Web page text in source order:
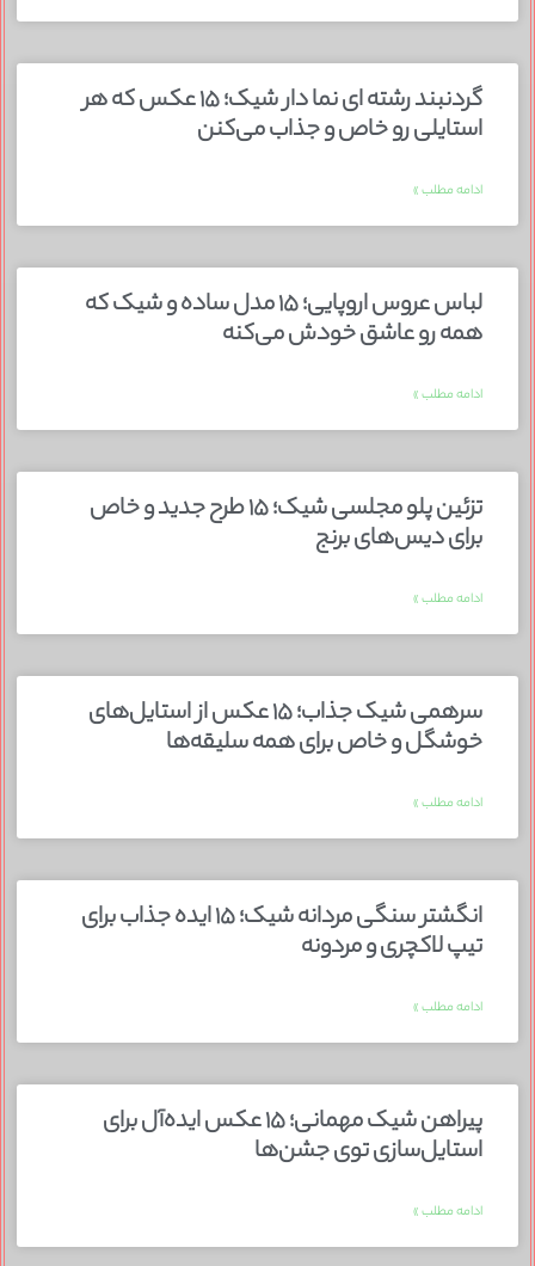
گردنبند رشته ای نما دار شیک؛ ۱۵ عکس که هر
استایلی رو خاص و جذاب می‌کنن
ادامه مطلب »
لباس عروس اروپایی؛ ۱۵ مدل ساده و شیک که
همه رو عاشق خودش می‌کنه
ادامه مطلب »
تزئین پلو مجلسی شیک؛ ۱۵ طرح جدید و خاص
برای دیس‌های برنج
ادامه مطلب »
سرهمی شیک جذاب؛ ۱۵ عکس از استایل‌های
خوشگل و خاص برای همه سلیقه‌ها
ادامه مطلب »
انگشتر سنگی مردانه شیک؛ ۱۵ ایده جذاب برای
تیپ لاکچری و مردونه
ادامه مطلب »
پیراهن شیک مهمانی؛ ۱۵ عکس ایده‌آل برای
استایل‌سازی توی جشن‌ها
ادامه مطلب »